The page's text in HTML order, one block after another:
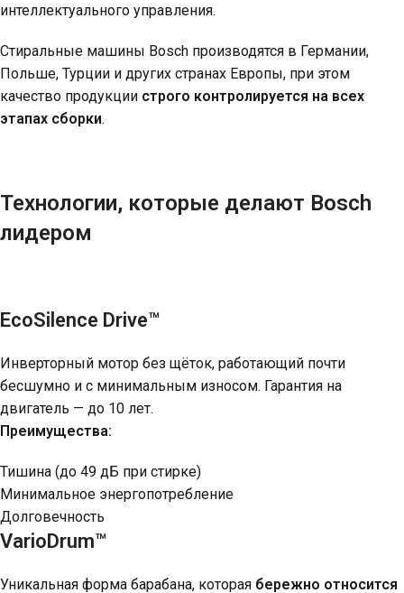
интеллектуального управления.
Стиральные машины Bosch производятся в Германии,
Польше, Турции и других странах Европы, при этом
качество продукции строго контролируется на всех
этапах сборки.
Технологии, которые делают Bosch
лидером
EcoSilence Drive™
Инверторный мотор без щёток, работающий почти
бесшумно и с минимальным износом. Гарантия на
двигатель — до 10 лет.
Преимущества:
Тишина (до 49 дБ при стирке)
Минимальное энергопотребление
Долговечность
VarioDrum™
Уникальная форма барабана, которая бережно относится